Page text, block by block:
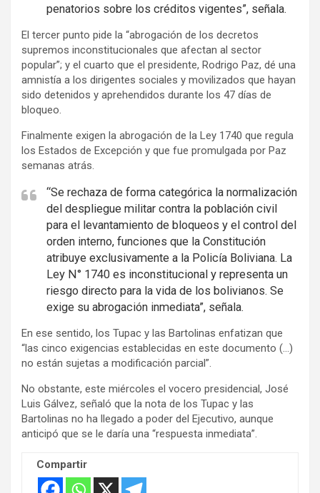
penatorios sobre los créditos vigentes”, señala.
El tercer punto pide la “abrogación de los decretos
supremos inconstitucionales que afectan al sector
popular”; y el cuarto que el presidente, Rodrigo Paz, dé una
amnistía a los dirigentes sociales y movilizados que hayan
sido detenidos y aprehendidos durante los 47 días de
bloqueo.
Finalmente exigen la abrogación de la Ley 1740 que regula
los Estados de Excepción y que fue promulgada por Paz
semanas atrás.
“Se rechaza de forma categórica la normalización
del despliegue militar contra la población civil
para el levantamiento de bloqueos y el control del
orden interno, funciones que la Constitución
atribuye exclusivamente a la Policía Boliviana. La
Ley N° 1740 es inconstitucional y representa un
riesgo directo para la vida de los bolivianos. Se
exige su abrogación inmediata”, señala.
En ese sentido, los Tupac y las Bartolinas enfatizan que
“las cinco exigencias establecidas en este documento (…)
no están sujetas a modificación parcial”.
No obstante, este miércoles el vocero presidencial, José
Luis Gálvez, señaló que la nota de los Tupac y las
Bartolinas no ha llegado a poder del Ejecutivo, aunque
anticipó que se le daría una “respuesta inmediata”.
Compartir